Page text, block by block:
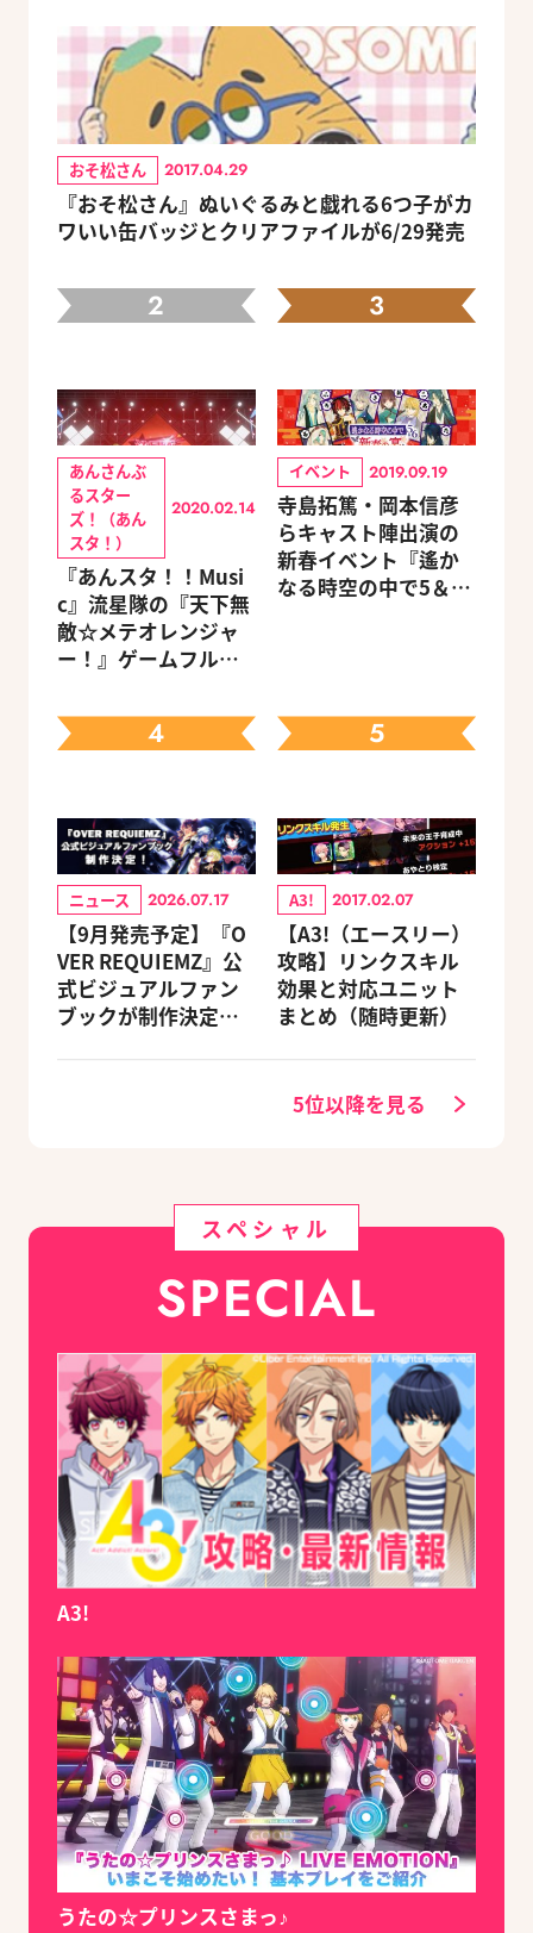
おそ松さん 2017.04.29
『おそ松さん』ぬいぐるみと戯れる6つ子がカ
ワいい缶バッジとクリアファイルが6/29発売
2
あんさんぶ
るスター
ズ！（あん
スタ！）
2020.02.14
『あんスタ！！Musi
c』流星隊の『天下無
敵☆メテオレンジャ
ー！』ゲームフルサ
3
イベント 2019.09.19
寺島拓篤・岡本信彦
らキャスト陣出演の
新春イベント『遙か
なる時空の中で5＆6
4
ニュース 2026.07.17
【9月発売予定】『O
VER REQUIEMZ』公
式ビジュアルファン
ブックが制作決定！
5
A3! 2017.02.07
【A3!（エースリー）
攻略】リンクスキル
効果と対応ユニット
まとめ（随時更新）
5位以降を見る
スペシャル
SPECIAL
A3!
うたの☆プリンスさまっ♪